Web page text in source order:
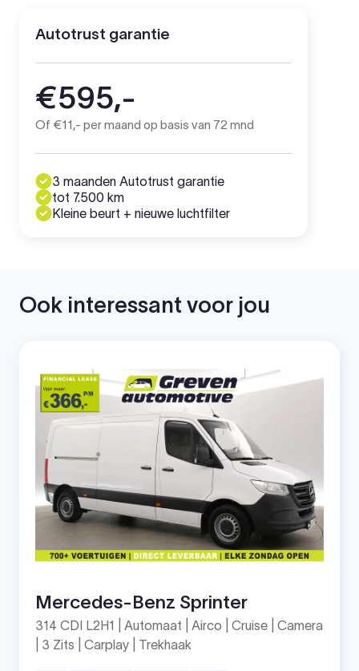
Autotrust garantie
€595,-
Of €11,- per maand op basis van 72 mnd
3 maanden Autotrust garantie
tot 7.500 km
Kleine beurt + nieuwe luchtfilter
Ook interessant voor jou
Mercedes-Benz Sprinter
314 CDI L2H1 | Automaat | Airco | Cruise | Camera
| 3 Zits | Carplay | Trekhaak